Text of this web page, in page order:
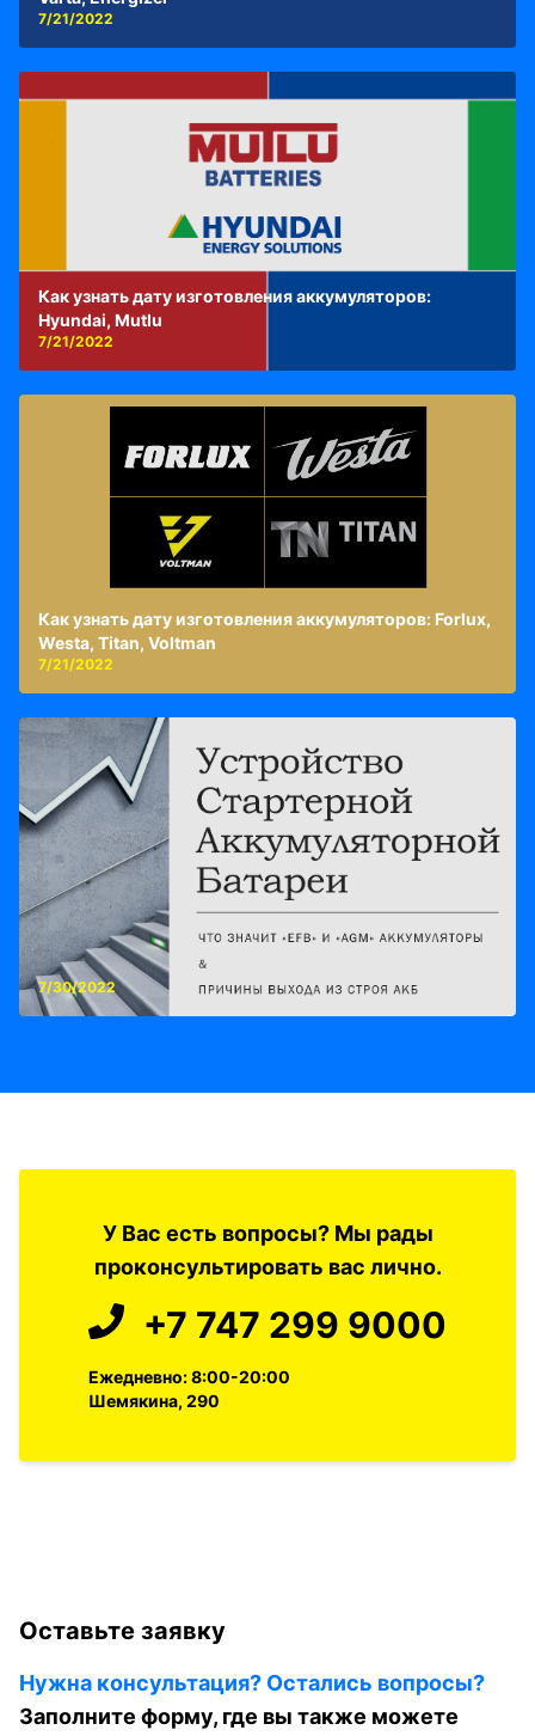
7/21/2022
Как узнать дату изготовления аккумуляторов:
Hyundai, Mutlu
7/21/2022
Как узнать дату изготовления аккумуляторов: Forlux,
Westa, Titan, Voltman
7/21/2022
7/30/2022
У Вас есть вопросы? Мы рады
проконсультировать вас лично.
+7 747 299 9000
Ежедневно: 8:00-20:00
Шемякина, 290
Оставьте заявку
Нужна консультация? Остались вопросы?
Заполните форму, где вы также можете